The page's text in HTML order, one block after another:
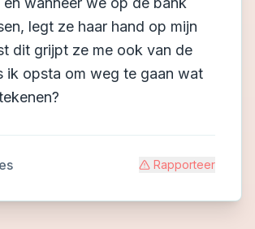
legt ze haar hand op mijn
dit grijpt ze me ook van de
ik opsta om weg te gaan wat
Rapporteer